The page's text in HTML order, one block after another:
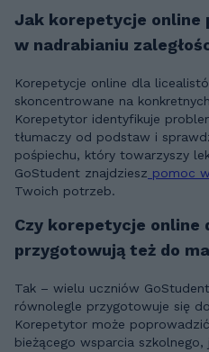
Jak korepetycje online
w nadrabianiu
Korepetycje online dla
skoncentrowane na
Korepetytor identyfikuje
tłumaczy od podstaw i
pośpiechu, który towarzyszy
GoStudent znajdziesz pomoc
Twoich potrzeb.
Czy korepetycje
przygotowują też do
Tak – wielu uczniów
równolegle przygotowuje się
Korepetytor może
bieżącego wsparcia szkolnego,